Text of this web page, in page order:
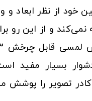
و از این رو